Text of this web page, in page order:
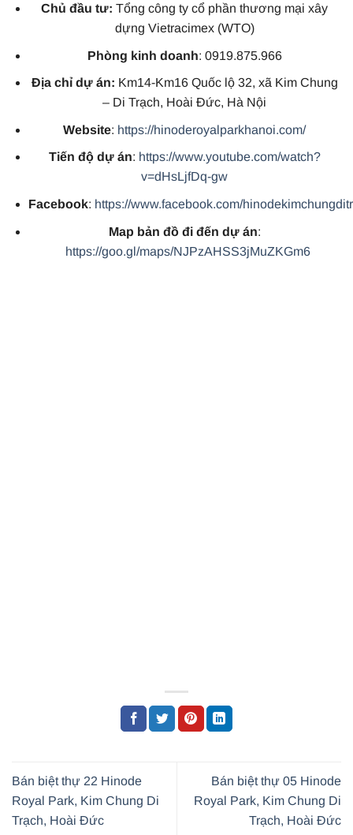
Chủ đầu tư: Tổng công ty cổ phần thương mại xây
dựng Vietracimex (WTO)
Phòng kinh doanh: 0919.875.966
Địa chỉ dự án: Km14-Km16 Quốc lộ 32, xã Kim Chung
– Di Trạch, Hoài Đức, Hà Nội
Website: https://hinoderoyalparkhanoi.com/
Tiến độ dự án: https://www.youtube.com/watch?
v=dHsLjfDq-gw
Facebook: https://www.facebook.com/
Map bản đồ đi đến dự án:
https://goo.gl/maps/NJPzAHSS3jMuZKGm6
Bán biệt thự 22 Hinode
Royal Park, Kim Chung Di
Trạch, Hoài Đức
Bán biệt thự 05 Hinode
Royal Park, Kim Chung Di
Trạch, Hoài Đức